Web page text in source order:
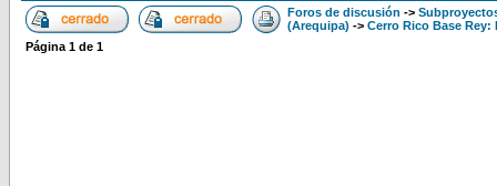
Foros de discusión ->
(Arequipa) -> Cerro Rico Base Rey:
Página 1 de 1